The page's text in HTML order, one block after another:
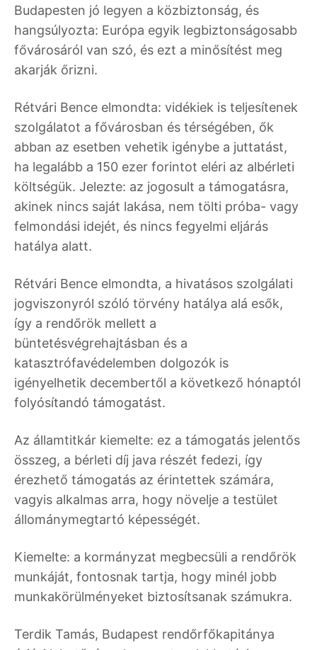
Budapesten jó legyen a közbiztonság, és
hangsúlyozta: Európa egyik legbiztonságosabb
fővárosáról van szó, és ezt a minősítést meg
akarják őrizni.
Rétvári Bence elmondta: vidékiek is teljesítenek
szolgálatot a fővárosban és térségében, ők
abban az esetben vehetik igénybe a juttatást,
ha legalább a 150 ezer forintot eléri az albérleti
költségük. Jelezte: az jogosult a támogatásra,
akinek nincs saját lakása, nem tölti próba- vagy
felmondási idejét, és nincs fegyelmi eljárás
hatálya alatt.
Rétvári Bence elmondta, a hivatásos szolgálati
jogviszonyról szóló törvény hatálya alá esők,
így a rendőrök mellett a
büntetésvégrehajtásban és a
katasztrófavédelemben dolgozók is
igényelhetik decembertől a következő hónaptól
folyósítandó támogatást.
Az államtitkár kiemelte: ez a támogatás jelentős
összeg, a bérleti díj java részét fedezi, így
érezhető támogatás az érintettek számára,
vagyis alkalmas arra, hogy növelje a testület
állománymegtartó képességét.
Kiemelte: a kormányzat megbecsüli a rendőrök
munkáját, fontosnak tartja, hogy minél jobb
munkakörülményeket biztosítsanak számukra.
Terdik Tamás, Budapest rendőrfőkapitánya